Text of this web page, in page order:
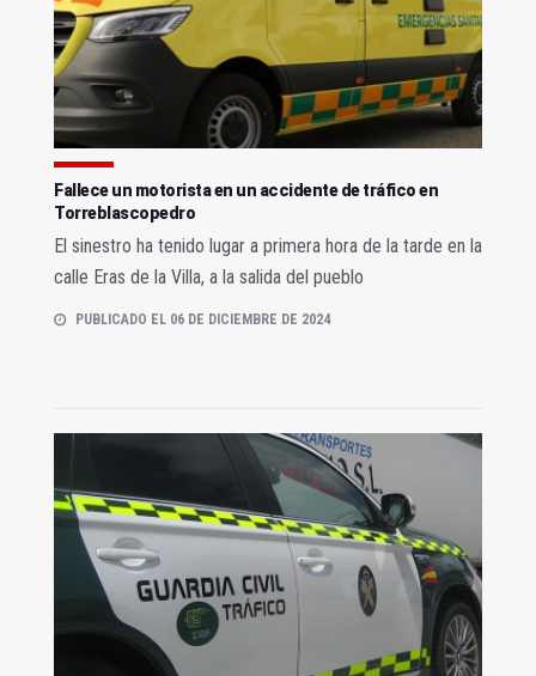
Fallece un motorista en un accidente de tráfico en
Torreblascopedro
El sinestro ha tenido lugar a primera hora de la tarde en la
calle Eras de la Villa, a la salida del pueblo
PUBLICADO EL 06 DE DICIEMBRE DE 2024